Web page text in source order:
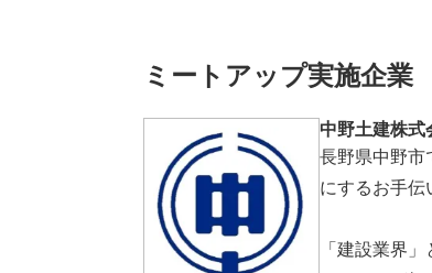
ミートアップ実施企業
中野土建株式
長野県中野市
にするお手伝
「建設業界